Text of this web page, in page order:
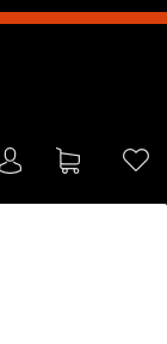
Mein KontoWarenkorb